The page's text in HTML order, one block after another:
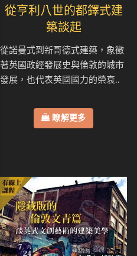
從亨利八世的都鐸式建
築談起
從諾曼式到新哥德式建築，象徵
著英國政經發展史與倫敦的城市
發展，也代表英國國力的榮衰..
瞭解更多